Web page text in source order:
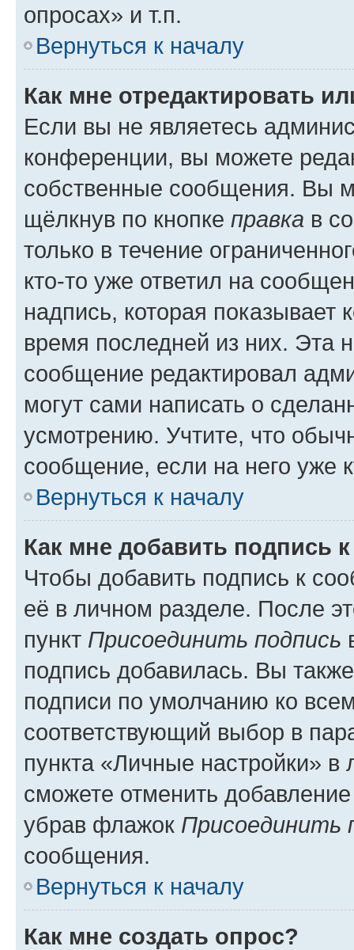
опросах» и т.п.
Вернуться к началу
Как мне отредактировать
Если вы не являетесь
конференции, вы можете
собственные сообщения. Вы
щёлкнув по кнопке правка в
только в течение
кто-то уже ответил на
надпись, которая показывает
время последней из них. Эта
сообщение редактировал
могут сами написать о
усмотрению. Учтите, что
сообщение, если на него уже
Вернуться к началу
Как мне добавить подпись
Чтобы добавить подпись к
её в личном разделе. После
пункт Присоединить подпись
подпись добавилась. Вы
подписи по умолчанию ко
соответствующий выбор в
пункта «Личные настройки»
сможете отменить
убрав флажок Присоединить
сообщения.
Вернуться к началу
Как мне создать опрос?